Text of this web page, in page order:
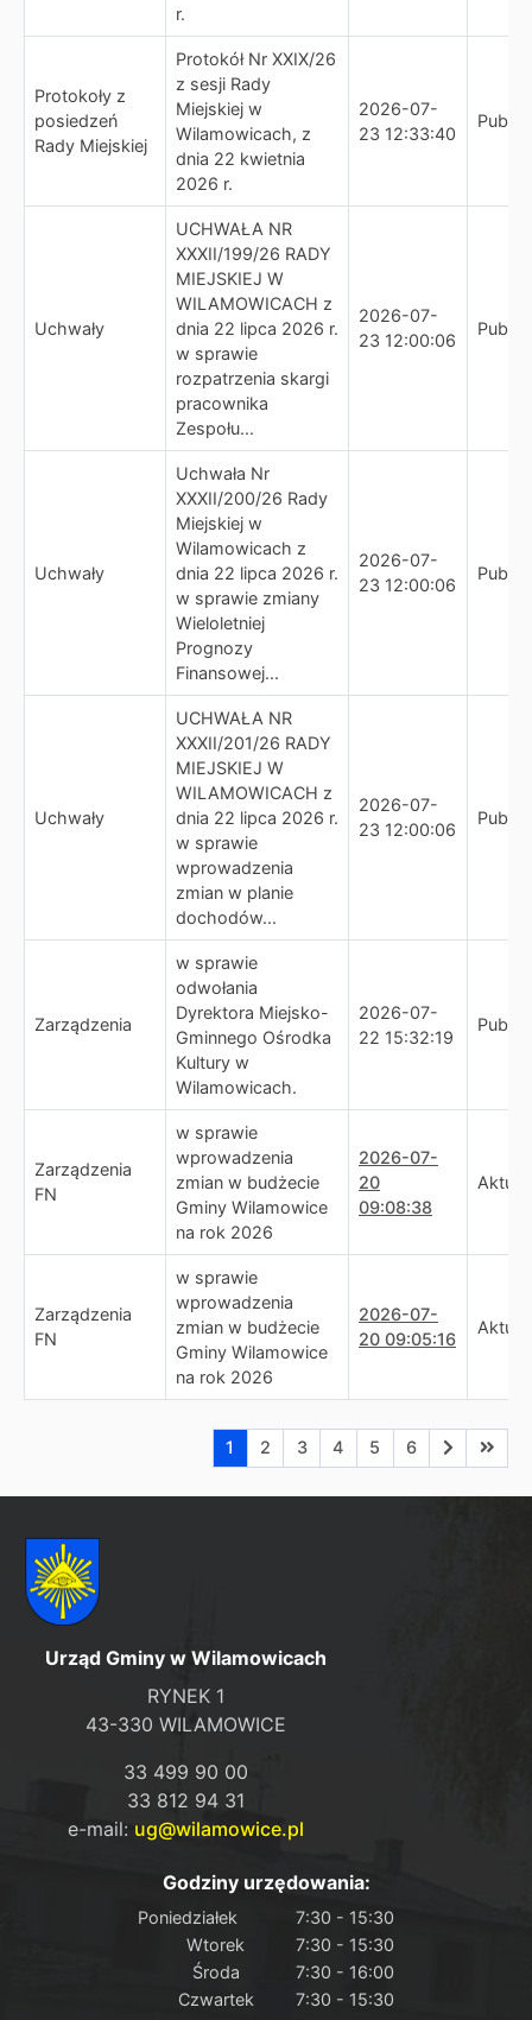
r.
Protokoły z
posiedzeń
Rady Miejskiej
Protokół Nr XXIX/26
z sesji Rady
Miejskiej w
Wilamowicach, z
dnia 22 kwietnia
2026 r.
2026-07-
23 12:33:40
Uchwały
UCHWAŁA NR
XXXII/199/26 RADY
MIEJSKIEJ W
WILAMOWICACH z
dnia 22 lipca 2026 r.
w sprawie
rozpatrzenia skargi
pracownika
Zespołu...
2026-07-
23 12:00:06
Uchwały
Uchwała Nr
XXXII/200/26 Rady
Miejskiej w
Wilamowicach z
dnia 22 lipca 2026 r.
w sprawie zmiany
Wieloletniej
Prognozy
Finansowej...
2026-07-
23 12:00:06
Uchwały
UCHWAŁA NR
XXXII/201/26 RADY
MIEJSKIEJ W
WILAMOWICACH z
dnia 22 lipca 2026 r.
w sprawie
wprowadzenia
zmian w planie
dochodów...
2026-07-
23 12:00:06
Zarządzenia
w sprawie
odwołania
Dyrektora Miejsko-
Gminnego Ośrodka
Kultury w
Wilamowicach.
2026-07-
22 15:32:19
Zarządzenia
FN
w sprawie
wprowadzenia
zmian w budżecie
Gminy Wilamowice
na rok 2026
2026-07-
20
09:08:38
Zarządzenia
FN
w sprawie
wprowadzenia
zmian w budżecie
Gminy Wilamowice
na rok 2026
2026-07-
20 09:05:16
Aktualna strona nr 1
1 Przejdź do strony nr 2
2 Przejdź do strony nr 3
3 Przejdź do strony nr 4
4 Przejdź do strony
5 Przejdź do
6 Przejdź
Urząd Gminy w Wilamowicach
RYNEK 1
43-330 WILAMOWICE
33 499 90 00
33 812 94 31
e-mail: ug@wilamowice.pl
Godziny urzędowania:
Poniedziałek
7:30 - 15:30
Wtorek
7:30 - 15:30
Środa
7:30 - 16:00
Czwartek
7:30 - 15:30